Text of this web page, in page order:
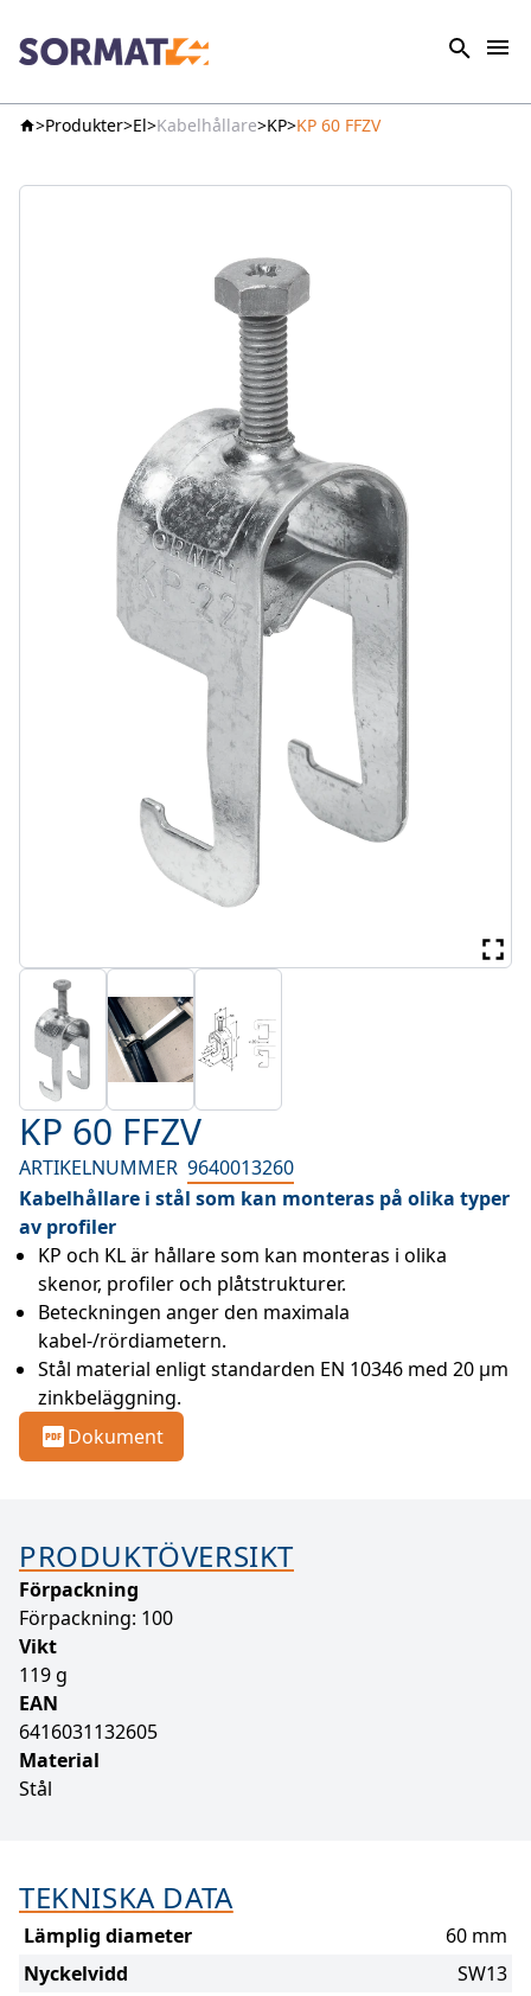
Produkter El Kabelhållare KP KP 60 FFZV
KP 60 FFZV
ARTIKELNUMMER 9640013260
Kabelhållare i stål som kan monteras på olika typer
av profiler
KP och KL är hållare som kan monteras i olika
skenor, profiler och plåtstrukturer.
Beteckningen anger den maximala
kabel-/rördiametern.
Stål material enligt standarden EN 10346 med 20 µm
zinkbeläggning.
Dokument
PRODUKTÖVERSIKT
Förpackning
Förpackning: 100
Vikt
119 g
EAN
6416031132605
Material
Stål
TEKNISKA DATA
Lämplig diameter
60 mm
Nyckelvidd
SW13